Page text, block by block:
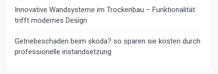
Innovative Wandsysteme im Trockenbau – Funktionalität
trifft modernes Design
Getriebeschaden beim skoda? so sparen sie kosten durch
professionelle instandsetzung